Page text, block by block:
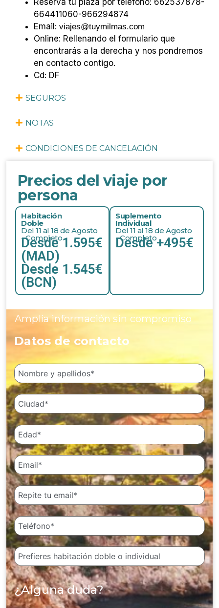
664411060-966294874
Email:viajes@tuymilmas.com
Online: Rellenando el formulario que
encontrarás a la derechay nos pondremos
en contacto contigo.
Cd: DF
SEGUROS
NOTAS
CONDICIONES DE CANCELACIÓN
Precios del viaje por
persona
Habitación
Doble
Del 11 al 18 de Agosto
- Completo
Desde 1.595€
(MAD)
Desde 1.545€
(BCN)
Suplemento
Individual
Del 11 al 18 de Agosto
- Completo
Desde +495€
Amplía información sin compromiso
Datos de contacto
¿Alguna duda?